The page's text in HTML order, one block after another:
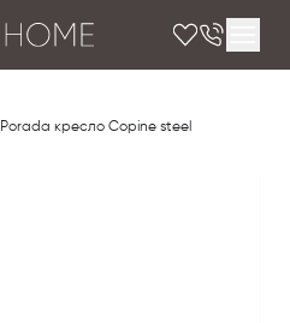
Porada кресло Copine steel